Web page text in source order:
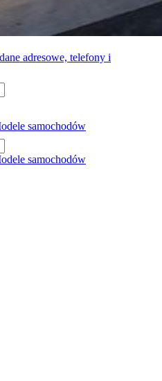
dane adresowe, telefony i
samochodów
samochodów